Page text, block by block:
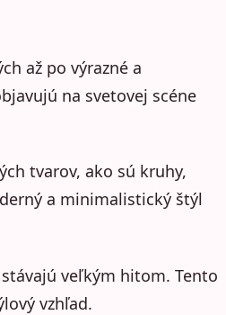
až po výrazné a
na svetovej scéne
tvarov, ako sú kruhy,
a minimalistický štýl
veľkým hitom. Tento
vzhľad.